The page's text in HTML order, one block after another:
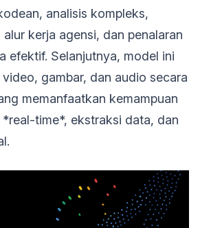
analisis kompleks,
kerja agensi, dan penalaran
efektif. Selanjutnya, model ini
gambar, dan audio secara
memanfaatkan kemampuan
time*, ekstraksi data, dan